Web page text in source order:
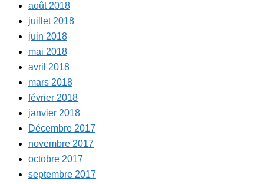
août 2018
juillet 2018
juin 2018
mai 2018
avril 2018
mars 2018
février 2018
janvier 2018
Décembre 2017
novembre 2017
octobre 2017
septembre 2017